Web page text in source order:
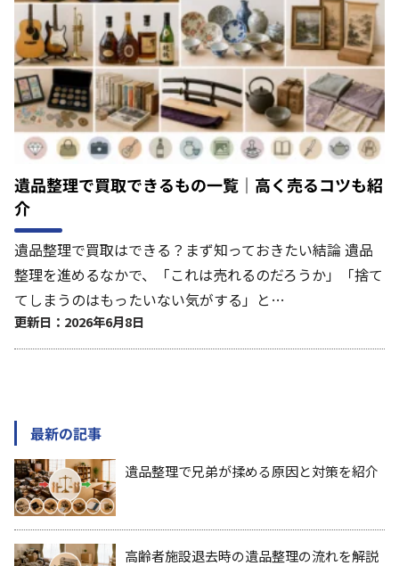
遺品整理で買取できるもの一覧｜高く売るコツも紹
介
遺品整理で買取はできる？まず知っておきたい結論 遺品
整理を進めるなかで、「これは売れるのだろうか」「捨て
てしまうのはもったいない気がする」と…
更新日：2026年6月8日
最新の記事
遺品整理で兄弟が揉める原因と対策を紹介
高齢者施設退去時の遺品整理の流れを解説